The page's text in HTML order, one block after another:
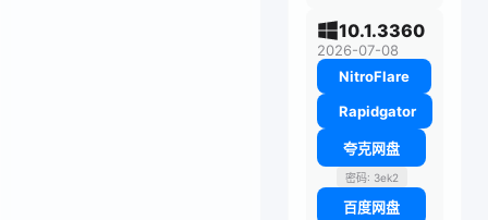
10.1.3360
2026-07-08
NitroFlare
Rapidgator
夸克网盘
密码: 3ek2
百度网盘